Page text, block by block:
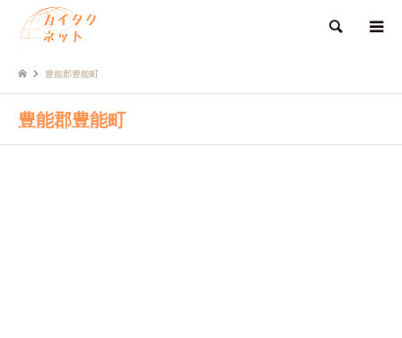
検索
豊能郡豊能町
豊能郡豊能町